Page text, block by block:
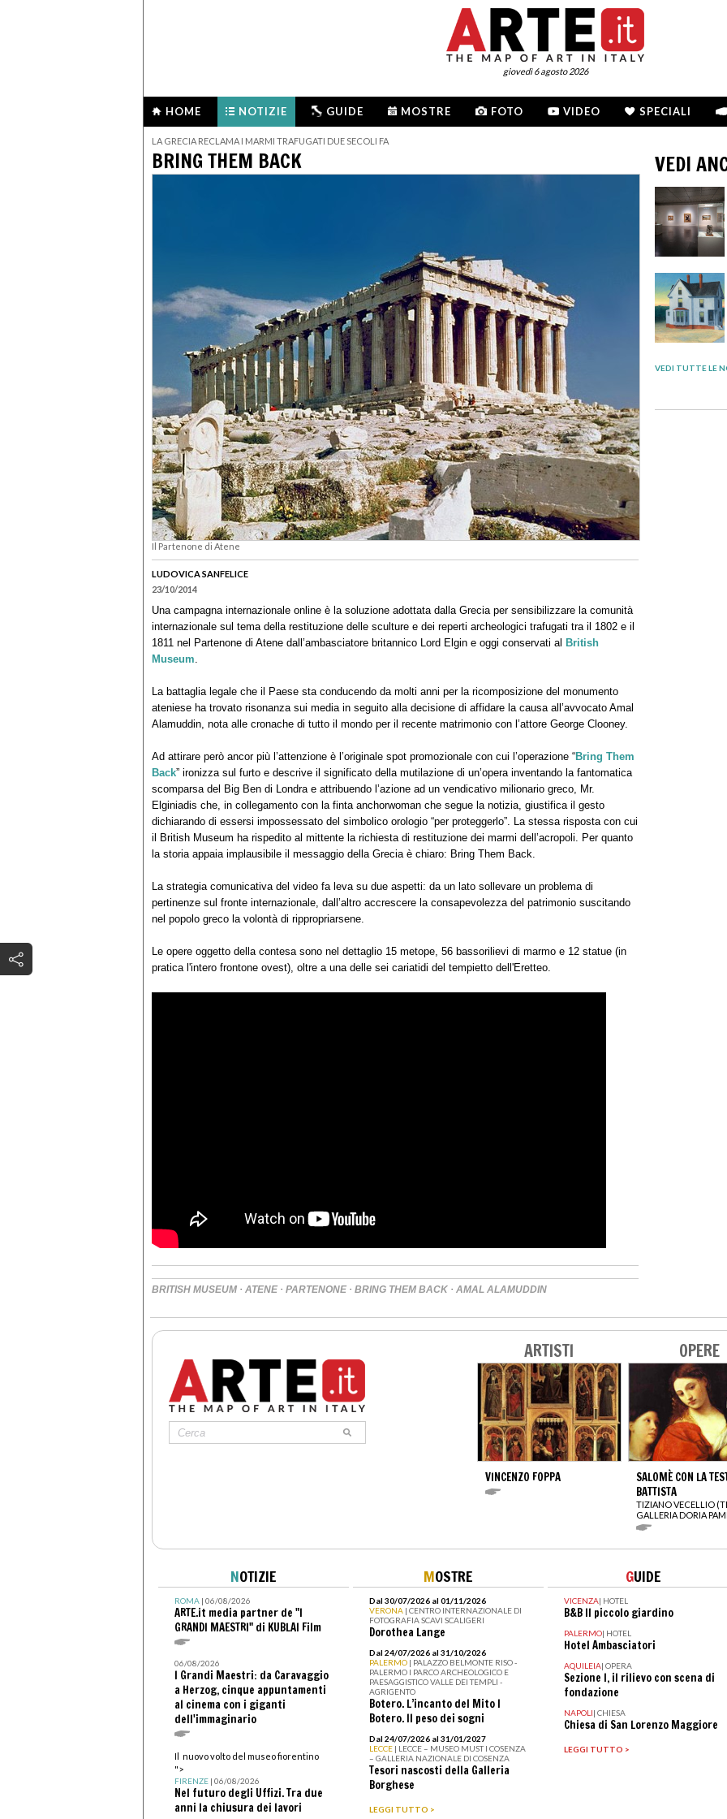
giovedì 6 agosto 2026
HOME NOTIZIE GUIDE MOSTRE FOTO VIDEO SPECIALI
LA GRECIA RECLAMA I MARMI TRAFUGATI DUE SECOLI FA
BRING THEM BACK
Il Partenone di Atene
LUDOVICA SANFELICE
23/10/2014
Una campagna internazionale online è la soluzione adottata dalla Grecia per sensibilizzare la comunità
internazionale sul tema della restituzione delle sculture e dei reperti archeologici trafugati tra il 1802 e il
1811 nel Partenone di Atene dall’ambasciatore britannico Lord Elgin e oggi conservati al British
Museum.
La battaglia legale che il Paese sta conducendo da molti anni per la ricomposizione del monumento
ateniese ha trovato risonanza sui media in seguito alla decisione di affidare la causa all’avvocato Amal
Alamuddin, nota alle cronache di tutto il mondo per il recente matrimonio con l’attore George Clooney.
Ad attirare però ancor più l’attenzione è l’originale spot promozionale con cui l’operazione “Bring Them
Back” ironizza sul furto e descrive il significato della mutilazione di un’opera inventando la fantomatica
scomparsa del Big Ben di Londra e attribuendo l’azione ad un vendicativo milionario greco, Mr.
Elginiadis che, in collegamento con la finta anchorwoman che segue la notizia, giustifica il gesto
dichiarando di essersi impossessato del simbolico orologio “per proteggerlo”. La stessa risposta con cui
il British Museum ha rispedito al mittente la richiesta di restituzione dei marmi dell’acropoli. Per quanto
la storia appaia implausibile il messaggio della Grecia è chiaro: Bring Them Back.
La strategia comunicativa del video fa leva su due aspetti: da un lato sollevare un problema di
pertinenze sul fronte internazionale, dall’altro accrescere la consapevolezza del patrimonio suscitando
nel popolo greco la volontà di rippropriarsene.
Le opere oggetto della contesa sono nel dettaglio 15 metope, 56 bassorilievi di marmo e 12 statue (in
pratica l'intero frontone ovest), oltre a una delle sei cariatidi del tempietto dell'Eretteo.
BRITISH MUSEUM · ATENE · PARTENONE · BRING THEM BACK · AMAL ALAMUDDIN
VEDI
VEDI TUTTE LE
ARTISTI
VINCENZO FOPPA
OPERE
SALOMÈ CON LA
BATTISTA
TIZIANO VECELLIO
GALLERIA DORIA
NOTIZIE
ROMA| 06/08/2026
ARTE.it media partner de "I
GRANDI MAESTRI" di KUBLAI Film
06/08/2026
I Grandi Maestri: da Caravaggio
a Herzog, cinque appuntamenti
al cinema con i giganti
dell'immaginario
Il nuovo volto del museo fiorentino
">
FIRENZE| 06/08/2026
Nel futuro degli Uffizi. Tra due
anni la chiusura dei lavori
MOSTRE
Dal 30/07/2026 al 01/11/2026
VERONA | CENTRO INTERNAZIONALE DI
FOTOGRAFIA SCAVI SCALIGERI
Dorothea Lange
Dal 24/07/2026 al 31/10/2026
PALERMO | PALAZZO BELMONTE RISO -
PALERMO I PARCO ARCHEOLOGICO E
PAESAGGISTICO VALLE DEI TEMPLI -
AGRIGENTO
Botero. L’incanto del Mito I
Botero. Il peso dei sogni
Dal 24/07/2026 al 31/01/2027
LECCE | LECCE – MUSEO MUST I COSENZA
– GALLERIA NAZIONALE DI COSENZA
Tesori nascosti della Galleria
Borghese
LEGGI TUTTO >
GUIDE
VICENZA| HOTEL
B&B Il piccolo giardino
PALERMO| HOTEL
Hotel Ambasciatori
AQUILEIA| OPERA
Sezione I, il rilievo con scena di
fondazione
NAPOLI| CHIESA
Chiesa di San Lorenzo Maggiore
LEGGI TUTTO >